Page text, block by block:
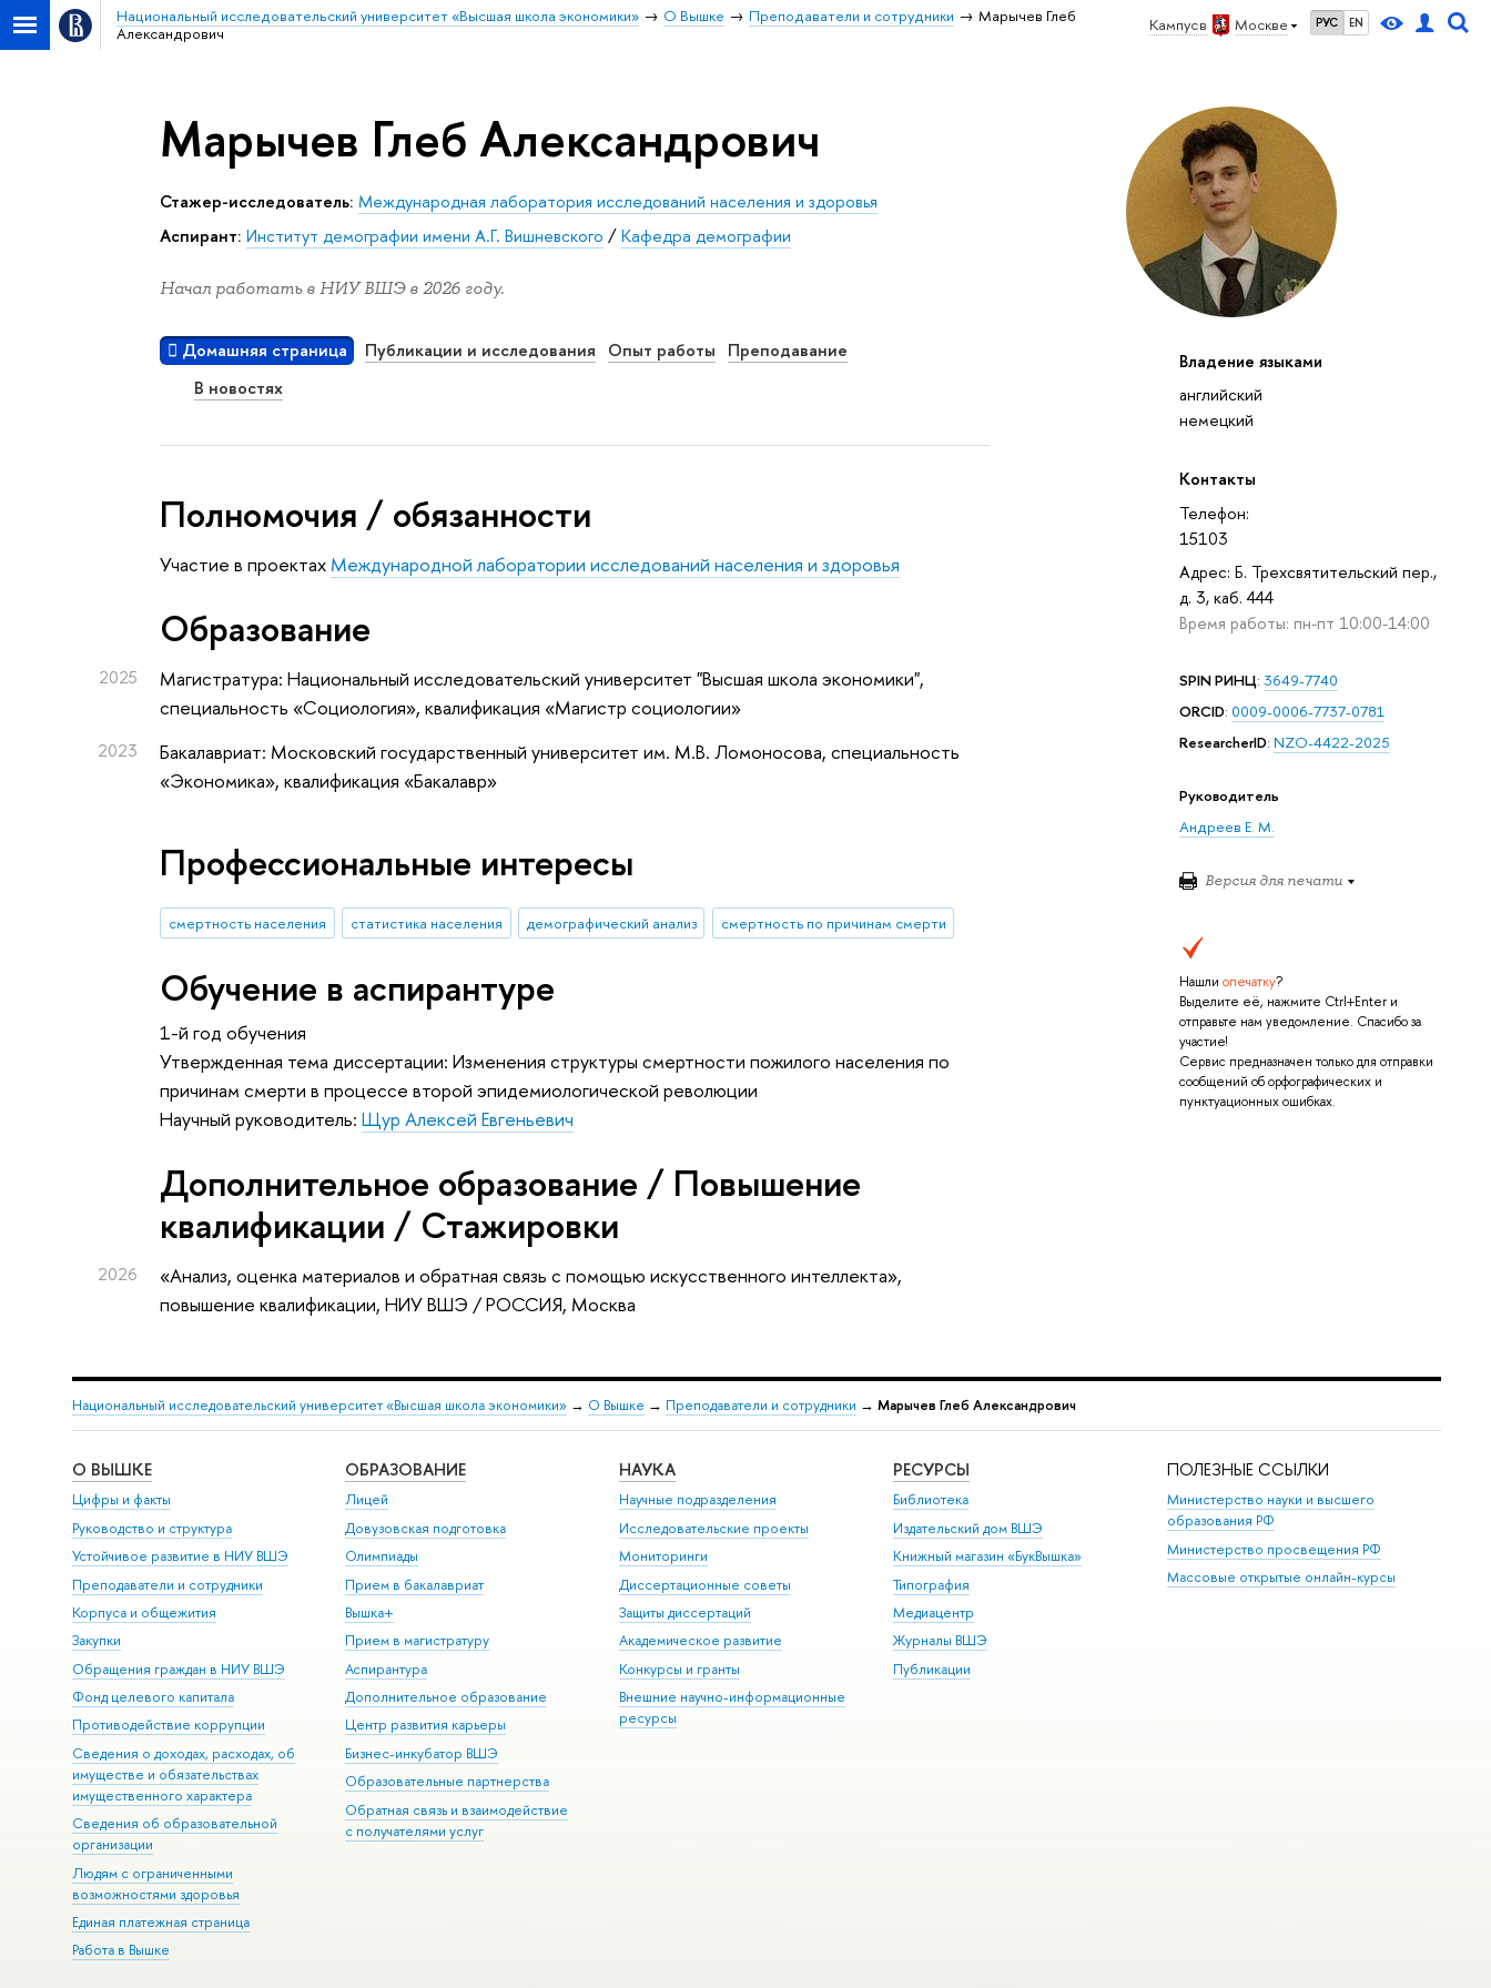
Кампус в Москве РУС EN
Национальный исследовательский университет «Высшая школа экономики» О Вышке Преподаватели и сотрудники
Марычев Глеб
Александрович
Владение языками
английский
немецкий
Контакты
Телефон:
15103
Адрес: Б. Трехсвятительский пер.,
д. 3, каб. 444
Время работы: пн-пт 10:00-14:00
SPIN РИНЦ: 3649-7740
ORCID: 0009-0006-7737-0781
ResearcherID: NZO-4422-2025
Руководитель
Андреев Е. М.
Версия для печати
Нашли опечатку?
Выделите её, нажмите Ctrl+Enter и
отправьте нам уведомление. Спасибо за
участие!
Сервис предназначен только для отправки
сообщений об орфографических и
пунктуационных ошибках.
Марычев Глеб Александрович
Стажер-исследователь: Международная лаборатория исследований населения и здоровья
аспирант: Институт демографии имени А.Г. Вишневского /Кафедра демографии
Начал работать в НИУ ВШЭ в 2026 году.
Домашняя страница Публикации и исследования Опыт работы
Преподавание
В новостях
Полномочия / обязанности
Участие в проектах Международной лаборатории исследований населения и здоровья
Oбразование
2025
Магистратура: Национальный исследовательский университет "Высшая школа экономики",
специальность «Социология», квалификация «Магистр социологии»
2023
Бакалавриат: Московский государственный университет им. М.В. Ломоносова, специальность
«Экономика», квалификация «Бакалавр»
Профессиональные интересы
смертность населения статистика населения демографический анализ смертность по причинам смерти
Обучение в аспирантуре
1-й год обучения
Утвержденная тема диссертации: Изменения структуры смертности пожилого населения по
причинам смерти в процессе второй эпидемиологической революции
Научный руководитель:Щур Алексей Евгеньевич
Дополнительное образование / Повышение
квалификации / Стажировки
2026 «Анализ, оценка материалов и обратная связь с помощью искусственного интеллекта»,
повышение квалификации, НИУ ВШЭ / РОССИЯ, Москва
Национальный исследовательский университет «Высшая школа экономики» → О Вышке → Преподаватели и сотрудники → Марычев Глеб Александрович
О ВЫШКЕ
Цифры и факты
Руководство и структура
Устойчивое развитие в НИУ ВШЭ
Преподаватели и сотрудники
Корпуса и общежития
Закупки
Обращения граждан в НИУ ВШЭ
Фонд целевого капитала
Противодействие коррупции
Сведения о доходах, расходах, об
имуществе и обязательствах
имущественного характера
Сведения об образовательной
организации
Людям с ограниченными
возможностями здоровья
Единая платежная страница
Работа в Вышке
ОБРАЗОВАНИЕ
Лицей
Довузовская подготовка
Олимпиады
Прием в бакалавриат
Вышка+
Прием в магистратуру
Аспирантура
Дополнительное образование
Центр развития карьеры
Бизнес-инкубатор ВШЭ
Образовательные партнерства
Обратная связь и взаимодействие
с получателями услуг
НАУКА
Научные подразделения
Исследовательские проекты
Мониторинги
Диссертационные советы
Защиты диссертаций
Академическое развитие
Конкурсы и гранты
Внешние научно-информационные
ресурсы
РЕСУРСЫ
Библиотека
Издательский дом ВШЭ
Книжный магазин «БукВышка»
Типография
Медиацентр
Журналы ВШЭ
Публикации
ПОЛЕЗНЫЕ ССЫЛКИ
Министерство науки и высшего
образования РФ
Министерство просвещения РФ
Массовые открытые онлайн-курсы